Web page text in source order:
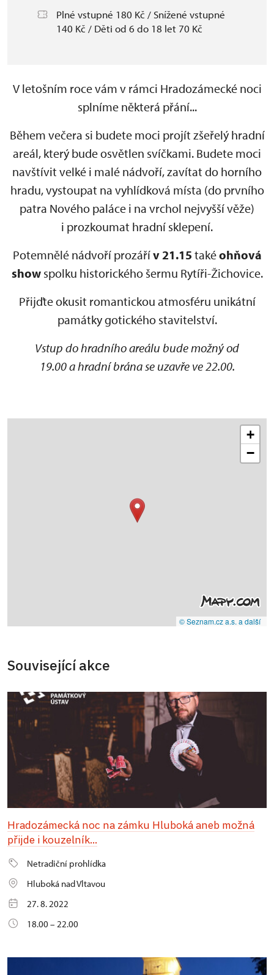
Plné vstupné 180 Kč / Snížené vstupné
140 Kč / Děti od 6 do 18 let 70 Kč
V letošním roce vám v rámci Hradozámecké noci
splníme některá přání...
Během večera si budete moci projít zšeřelý hradní
areál, který bude osvětlen svíčkami. Budete moci
navštívit velké i malé nádvoří, zavítat do horního
hradu, vystoupat na vyhlídková místa (do prvního
patra Nového paláce i na vrchol nejvyšší věže)
i prozkoumat hradní sklepení.
Potemnělé nádvoří prozářív 21.15 takéohňová
show spolku historického šermu Rytíři-Žichovice.
Přijďte okusit romantickou atmosféru unikátní
památky gotického stavitelství.
Vstup do hradního areálu bude možný od
19.00 a hradní brána se uzavře ve 22.00.
+
−
© Seznam.cz a.s. a další
Související akce
Hradozámecká noc na zámku Hluboká aneb možná
přijde i kouzelník...
Netradiční prohlídka
Hluboká nad Vltavou
27. 8. 2022
18.00 – 22.00